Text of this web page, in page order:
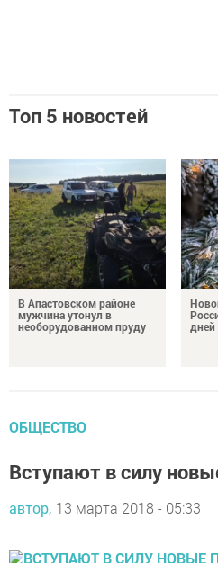
Топ 5 новостей
В Апастовском районе
мужчина утонул в
необорудованном пруду
дней
ОБЩЕСТВО
Вступают в силу
автор, 13 марта 2018 - 05:33